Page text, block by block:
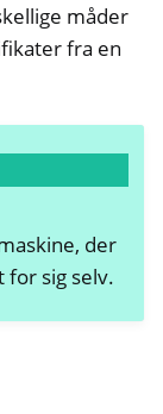
måder
fra en
der
sig selv.